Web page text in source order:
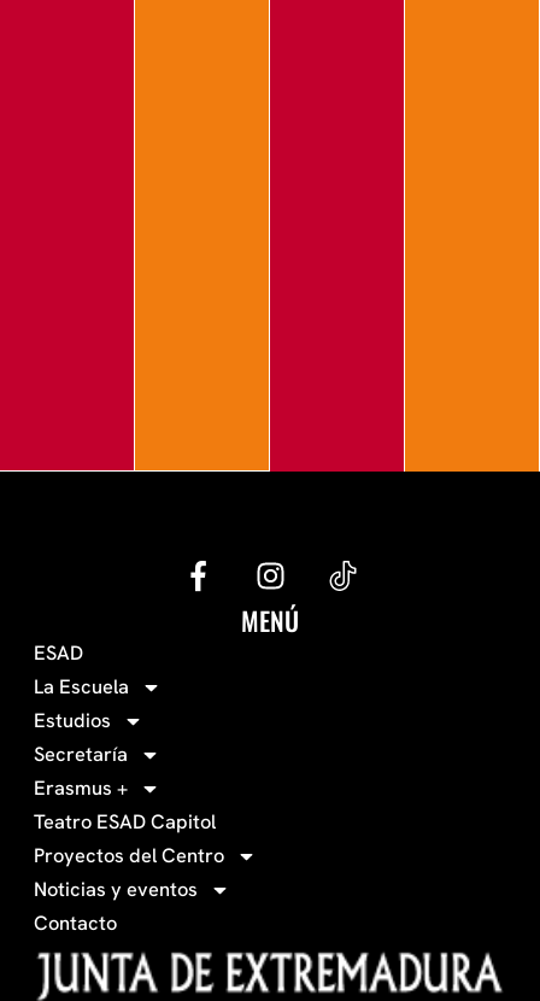
G
e
f
a
c
b
o
I
n
s
MENÚ
ESAD
La Escuela
Estudios
Secretaría
Erasmus +
Teatro ESAD Capitol
Proyectos del Centro
Noticias y eventos
Contacto